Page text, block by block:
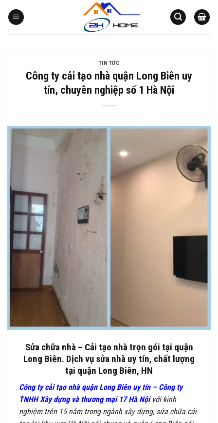
qua
TIN TỨC
Công ty cải tạo nhà quận Long Biên uy
tín, chuyên nghiệp số 1 Hà Nội
Sửa chữa nhà – Cải tạo nhà trọn gói tại quận
Long Biên. Dịch vụ sửa nhà uy tín, chất lượng
tại quận Long Biên, HN
Công ty cải tạo nhà quận Long Biên uy tín – Công ty
TNHH Xây dựng và thương mại 17 Hà Nộivới kinh
nghiệm trên 15 năm trong ngành xây dựng, sửa chữa cải